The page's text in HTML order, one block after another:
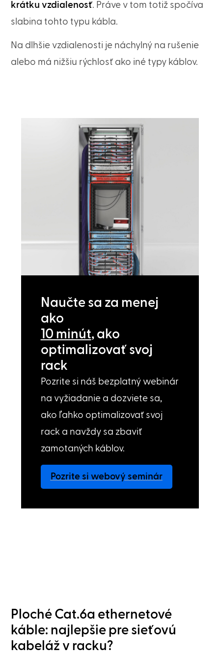
krátku vzdialenosť. Práve v tom totiž spočíva
slabina tohto typu kábla.
Na dlhšie vzdialenosti je náchylný na rušenie
alebo má nižšiu rýchlosť ako iné typy káblov.
Naučte sa za menej
ako
10 minút, ako
optimalizovať svoj
rack
Pozrite si náš bezplatný webinár
na vyžiadanie a dozviete sa,
ako ľahko optimalizovať svoj
rack a navždy sa zbaviť
zamotaných káblov.
Pozrite si webový seminár
Ploché Cat.6a ethernetové
káble: najlepšie pre sieťovú
kabeláž v racku?